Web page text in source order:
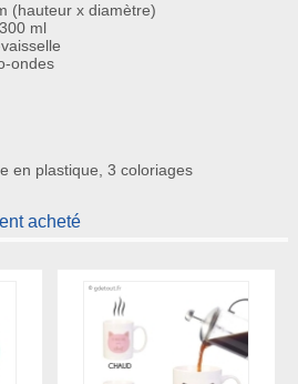
(hauteur x diamètre)
ml
ondes
en plastique, 3 coloriages
acheté